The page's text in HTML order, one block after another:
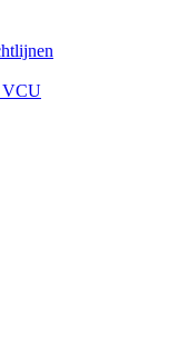
VCU